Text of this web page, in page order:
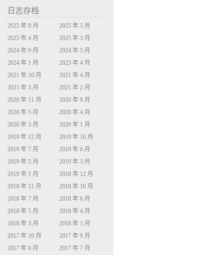
日志存档
2025 年 9 月
2025 年 5 月
2025 年 4 月
2025 年 3 月
2024 年 9 月
2024 年 5 月
2024 年 1 月
2023 年 4 月
2021 年 10 月
2021 年 4 月
2021 年 3 月
2021 年 2 月
2020 年 11 月
2020 年 9 月
2020 年 5 月
2020 年 4 月
2020 年 3 月
2020 年 1 月
2019 年 12 月
2019 年 10 月
2019 年 7 月
2019 年 6 月
2019 年 5 月
2019 年 3 月
2019 年 1 月
2018 年 12 月
2018 年 11 月
2018 年 10 月
2018 年 7 月
2018 年 6 月
2018 年 5 月
2018 年 4 月
2018 年 3 月
2018 年 1 月
2017 年 10 月
2017 年 9 月
2017 年 8 月
2017 年 7 月